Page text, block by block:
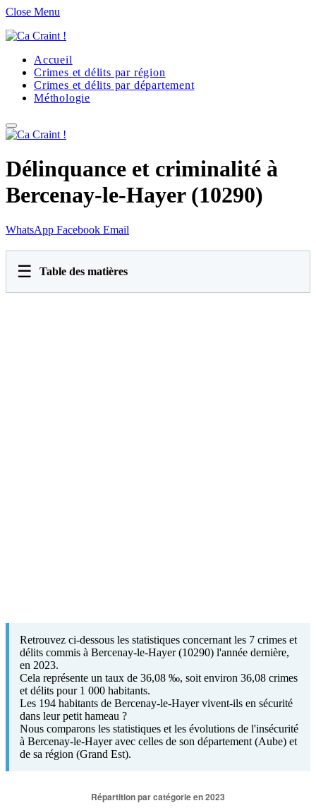
Close Menu
Accueil
Crimes et délits par région
Crimes et délits par département
Méthologie
Délinquance et criminalité à
Bercenay-le-Hayer (10290)
WhatsApp Facebook Email
☰ Table des matières
Retrouvez ci-dessous les statistiques concernant les 7 crimes et
délits commis à Bercenay-le-Hayer (10290) l'année dernière,
en 2023.
Cela représente un taux de 36,08 ‰, soit environ 36,08 crimes
et délits pour 1 000 habitants.
Les 194 habitants de Bercenay-le-Hayer vivent-ils en sécurité
dans leur petit hameau ?
Nous comparons les statistiques et les évolutions de l'insécurité
à Bercenay-le-Hayer avec celles de son département (Aube) et
de sa région (Grand Est).